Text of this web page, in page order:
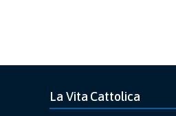
La Vita Cattolica